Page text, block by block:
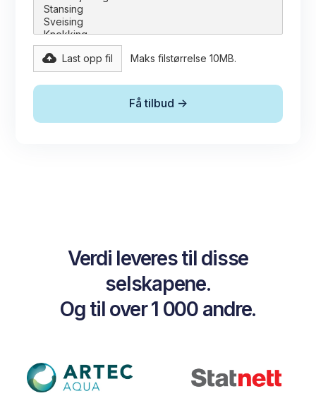
Last opp fil Maks filstørrelse 10MB.
Verdi leveres til disse
selskapene.
Og til over 1 000 andre.